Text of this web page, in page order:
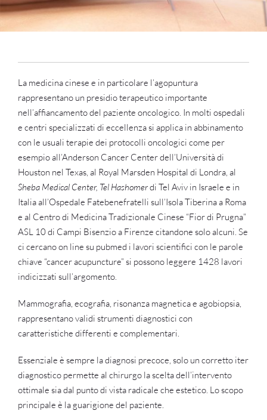
La medicina cinese e in particolare l’agopuntura
rappresentano un presidio terapeutico importante
nell’affiancamento del paziente oncologico. In molti ospedali
e centri specializzati di eccellenza si applica in abbinamento
con le usuali terapie dei protocolli oncologici come per
esempio all’Anderson Cancer Center dell’Università di
Houston nel Texas, al Royal Marsden Hospital di Londra, al
Sheba Medical Center, Tel Hashomerdi Tel Aviv in Israele e in
Italia all’Ospedale Fatebenefratelli sull’Isola Tiberina a Roma
e al Centro di Medicina Tradizionale Cinese “Fior di Prugna”
ASL 10 di Campi Bisenzio a Firenze citandone solo alcuni. Se
ci cercano on line su pubmed i lavori scientifici con le parole
chiave “cancer acupuncture” si possono leggere 1428 lavori
indicizzati sull’argomento.
Mammografia, ecografia, risonanza magnetica e agobiopsia,
rappresentano validi strumenti diagnostici con
caratteristiche differenti e complementari.
Essenziale è sempre la diagnosi precoce, solo un corretto iter
diagnostico permette al chirurgo la scelta dell’intervento
ottimale sia dal punto di vista radicale che estetico. Lo scopo
principale è la guarigione del paziente.